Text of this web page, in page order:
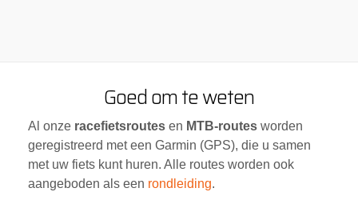
Goed om te weten
Al onze racefietsroutes en MTB-routes worden
geregistreerd met een Garmin (GPS), die u samen
met uw fiets kunt huren. Alle routes worden ook
aangeboden als een rondleiding.